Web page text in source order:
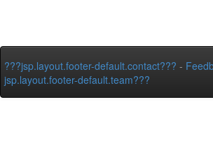
???jsp.layout.footer-default.contact??? -
jsp.layout.footer-default.team???